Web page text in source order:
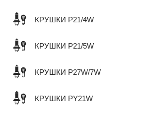
КРУШКИ P21/4W
КРУШКИ P21/5W
КРУШКИ P27W/7W
КРУШКИ PY21W